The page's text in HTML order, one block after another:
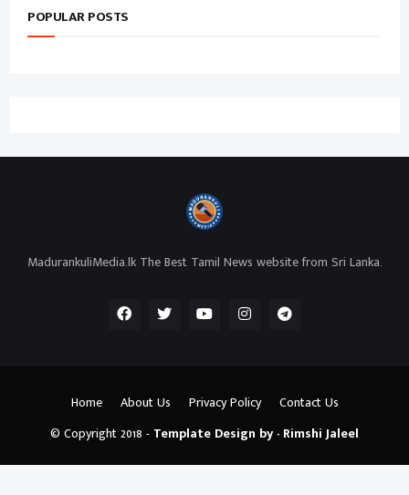
POPULAR POSTS
MadurankuliMedia.lk The Best Tamil News website from Sri Lanka.
© Copyright 2018 - Template Design by - Rimshi Jaleel
Home About Us Privacy Policy Contact Us